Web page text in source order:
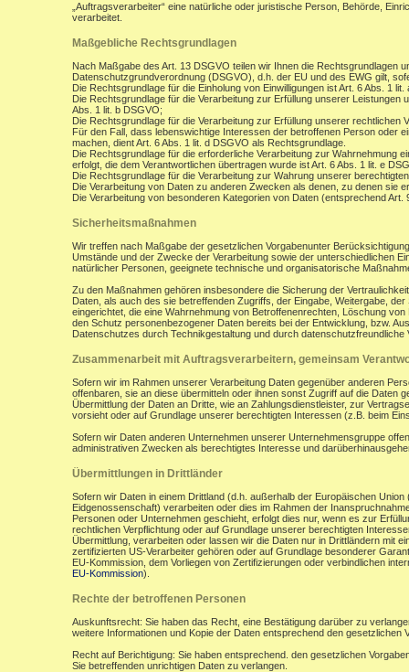
„Auftragsverarbeiter“ eine natürliche oder juristische Person, Behörde,
verarbeitet.
Maßgebliche Rechtsgrundlagen
Nach Maßgabe des Art. 13 DSGVO teilen wir Ihnen die
Datenschutzgrundverordnung (DSGVO), d.h. der EU und des EWG gilt,
Die Rechtsgrundlage für die Einholung von Einwilligungen ist Art. 6 Abs. 1
Die Rechtsgrundlage für die Verarbeitung zur Erfüllung unserer
Abs. 1 lit. b DSGVO;
Die Rechtsgrundlage für die Verarbeitung zur Erfüllung unserer rechtlichen
Für den Fall, dass lebenswichtige Interessen der betroffenen Person oder
machen, dient Art. 6 Abs. 1 lit. d DSGVO als Rechtsgrundlage.
Die Rechtsgrundlage für die erforderliche Verarbeitung zur Wahrnehmung
erfolgt, die dem Verantwortlichen übertragen wurde ist Art. 6 Abs. 1 lit. e
Die Rechtsgrundlage für die Verarbeitung zur Wahrung unserer
Die Verarbeitung von Daten zu anderen Zwecken als denen, zu denen sie
Die Verarbeitung von besonderen Kategorien von Daten (entsprechend
Sicherheitsmaßnahmen
Wir treffen nach Maßgabe der gesetzlichen Vorgabenunter
Umstände und der Zwecke der Verarbeitung sowie der unterschiedlichen
natürlicher Personen, geeignete technische und organisatorische
Zu den Maßnahmen gehören insbesondere die Sicherung der
Daten, als auch des sie betreffenden Zugriffs, der Eingabe, Weitergabe,
eingerichtet, die eine Wahrnehmung von Betroffenenrechten, Löschung
den Schutz personenbezogener Daten bereits bei der Entwicklung, bzw.
Datenschutzes durch Technikgestaltung und durch datenschutzfreundliche
Zusammenarbeit mit Auftragsverarbeitern, gemeinsam
Sofern wir im Rahmen unserer Verarbeitung Daten gegenüber anderen
offenbaren, sie an diese übermitteln oder ihnen sonst Zugriff auf die Daten
Übermittlung der Daten an Dritte, wie an Zahlungsdienstleister, zur
vorsieht oder auf Grundlage unserer berechtigten Interessen (z.B. beim
Sofern wir Daten anderen Unternehmen unserer Unternehmensgruppe
administrativen Zwecken als berechtigtes Interesse und
Übermittlungen in Drittländer
Sofern wir Daten in einem Drittland (d.h. außerhalb der Europäischen
Eidgenossenschaft) verarbeiten oder dies im Rahmen der
Personen oder Unternehmen geschieht, erfolgt dies nur, wenn es zur
rechtlichen Verpflichtung oder auf Grundlage unserer berechtigten
Übermittlung, verarbeiten oder lassen wir die Daten nur in Drittländern mit
zertifizierten US-Verarbeiter gehören oder auf Grundlage besonderer
EU-Kommission, dem Vorliegen von Zertifizierungen oder verbindlichen
EU-Kommission).
Rechte der betroffenen Personen
Auskunftsrecht: Sie haben das Recht, eine Bestätigung darüber zu
weitere Informationen und Kopie der Daten entsprechend den gesetzlichen
Recht auf Berichtigung: Sie haben entsprechend. den gesetzlichen
Sie betreffenden unrichtigen Daten zu verlangen.